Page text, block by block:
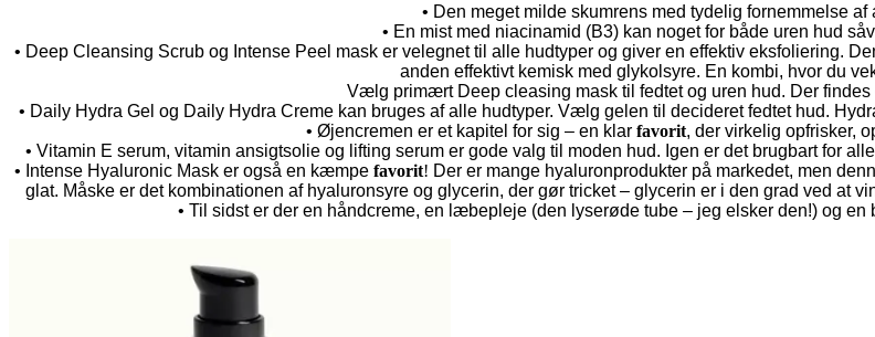
• Den meget milde skumrens med tydelig fornemmelse
• En mist med niacinamid (B3) kan noget for både uren hud
• Deep Cleansing Scrub og Intense Peel mask er velegnet til alle hudtyper og giver en effektiv eksfoliering.
anden effektivt kemisk med glykolsyre. En kombi, hvor du
Vælg primært Deep cleasing mask til fedtet og uren hud. Der
• Daily Hydra Gel og Daily Hydra Creme kan bruges af alle hudtyper. Vælg gelen til decideret fedtet hud.
• Øjencremen er et kapitel for sig – en klar favorit, der virkelig opfrisker,
• Vitamin E serum, vitamin ansigtsolie og lifting serum er gode valg til moden hud. Igen er det brugbart for
• Intense Hyaluronic Mask er også en kæmpefavorit! Der er mange hyaluronprodukter på markedet, men
glat. Måske er det kombinationen af hyaluronsyre og glycerin, der gør tricket – glycerin er i den grad ved at
• Til sidst er der en håndcreme, en læbepleje (den lyserøde tube – jeg elsker den!) og